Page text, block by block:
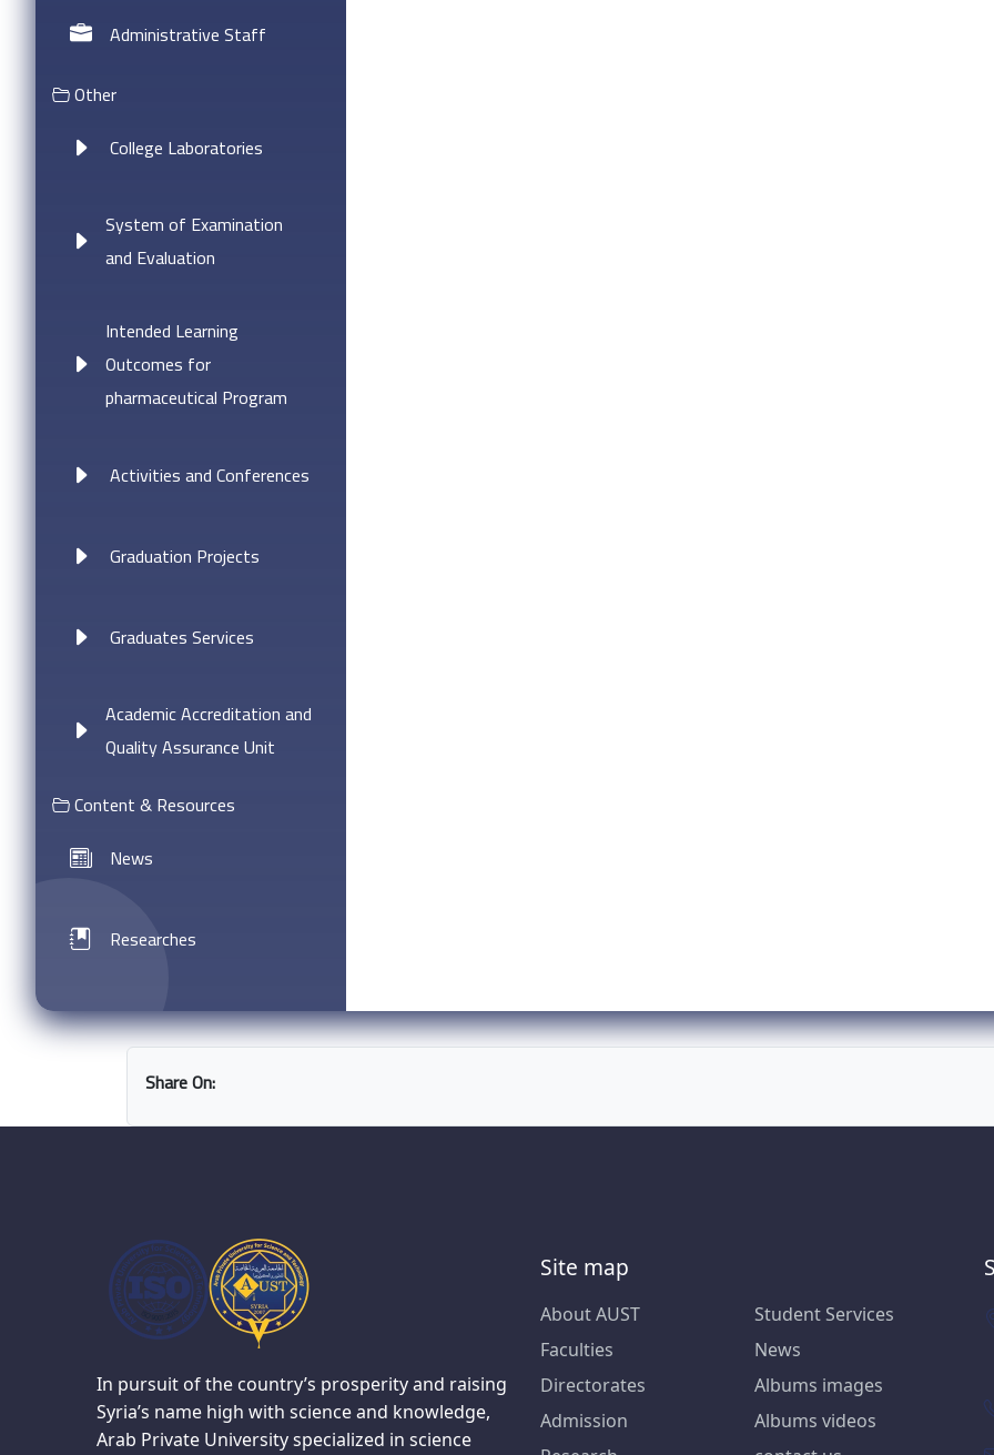
Administrative Staff
Other
College Laboratories
System of Examination
and Evaluation
Intended Learning
Outcomes for
pharmaceutical Program
Activities and Conferences
Graduation Projects
Graduates Services
Academic Accreditation and
Quality Assurance Unit
Content & Resources
News
Researches
Share On:
In pursuit of the country’s prosperity and raising
Syria’s name high with science and knowledge,
Arab Private University specialized in science
Site map
About AUST
Faculties
Directorates
Admission
Student Services
News
Albums images
Albums videos